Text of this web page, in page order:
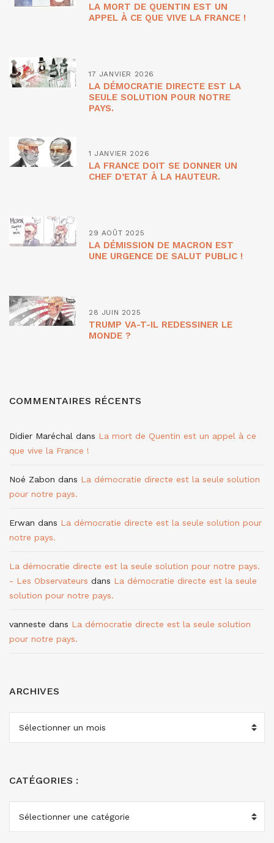
LA MORT DE QUENTIN EST UN
APPEL À CE QUE VIVE LA FRANCE !
17 JANVIER 2026
LA DÉMOCRATIE DIRECTE EST LA
SEULE SOLUTION POUR NOTRE
PAYS.
1 JANVIER 2026
LA FRANCE DOIT SE DONNER UN
CHEF D’ETAT À LA HAUTEUR.
29 AOÛT 2025
LA DÉMISSION DE MACRON EST
UNE URGENCE DE SALUT PUBLIC !
28 JUIN 2025
TRUMP VA-T-IL REDESSINER LE
MONDE ?
COMMENTAIRES RÉCENTS
Didier Maréchal dans La mort de Quentin est un appel à ce
que vive la France !
Noé Zabon dans La démocratie directe est la seule solution
pour notre pays.
Erwan dans La démocratie directe est la seule solution pour
notre pays.
La démocratie directe est la seule solution pour notre pays.
- Les Observateurs dans La démocratie directe est la seule
solution pour notre pays.
vanneste dans La démocratie directe est la seule solution
pour notre pays.
ARCHIVES
ARCHIVES
CATÉGORIES :
CATÉGORIES